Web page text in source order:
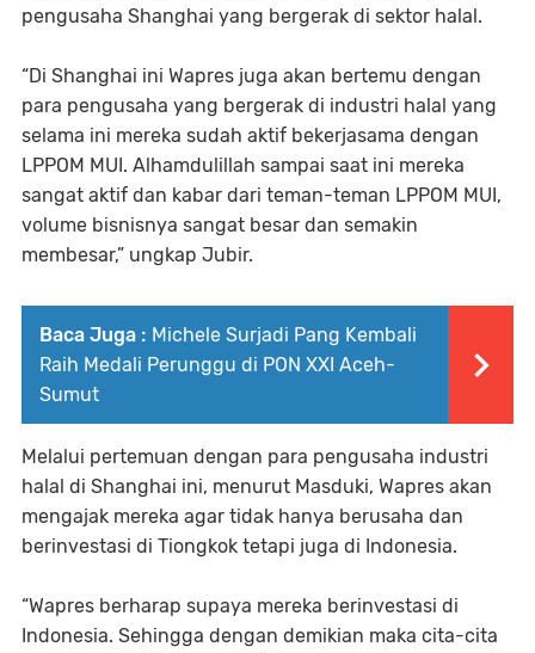
pengusaha Shanghai yang bergerak di sektor halal.
“Di Shanghai ini Wapres juga akan bertemu dengan
para pengusaha yang bergerak di industri halal yang
selama ini mereka sudah aktif bekerjasama dengan
LPPOM MUI. Alhamdulillah sampai saat ini mereka
sangat aktif dan kabar dari teman-teman LPPOM MUI,
volume bisnisnya sangat besar dan semakin
membesar,” ungkap Jubir.
Baca Juga : Michele Surjadi Pang Kembali
Raih Medali Perunggu di PON XXI Aceh-
Sumut
Melalui pertemuan dengan para pengusaha industri
halal di Shanghai ini, menurut Masduki, Wapres akan
mengajak mereka agar tidak hanya berusaha dan
berinvestasi di Tiongkok tetapi juga di Indonesia.
“Wapres berharap supaya mereka berinvestasi di
Indonesia. Sehingga dengan demikian maka cita-cita